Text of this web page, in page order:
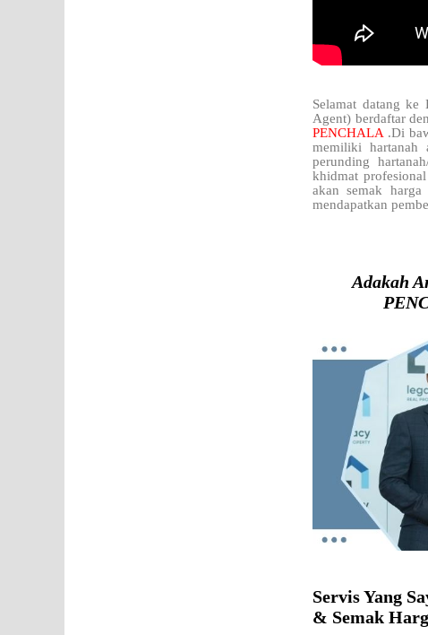
Selamat datang ke
Agent) berdaftar
PENCHALA .Di
memiliki
perunding
khidmat
akan semak
mendapatkan
Adakah
Servis Yang
& Semak